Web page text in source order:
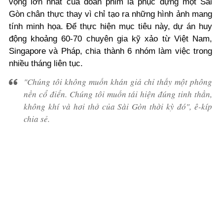
Gòn chân thực thay vì chỉ tạo ra những hình ảnh mang
tính minh họa. Để thực hiện mục tiêu này, dự án huy
động khoảng 60-70 chuyên gia kỹ xảo từ Việt Nam,
Singapore và Pháp, chia thành 6 nhóm làm việc trong
nhiều tháng liên tục.
"Chúng tôi không muốn khán giả chỉ thấy một phông
nền cổ điển. Chúng tôi muốn tái hiện đúng tinh thần,
không khí và hơi thở của Sài Gòn thời kỳ đó", ê-kíp
chia sẻ.